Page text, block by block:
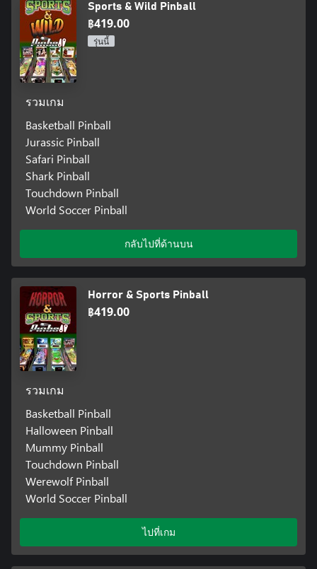
Sports & Wild Pinball
฿419.00
รุ่นนี้
รวมเกม
Basketball Pinball
Jurassic Pinball
Safari Pinball
Shark Pinball
Touchdown Pinball
World Soccer Pinball
กลับไปที่ด้านบน
Horror & Sports Pinball
฿419.00
รวมเกม
Basketball Pinball
Halloween Pinball
Mummy Pinball
Touchdown Pinball
Werewolf Pinball
World Soccer Pinball
ไปที่เกม